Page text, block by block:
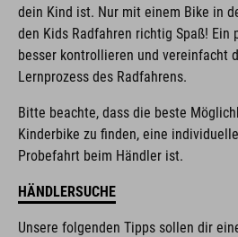
dein Kind ist. Nur mit einem Bike in
den Kids Radfahren richtig Spaß! Ein
besser kontrollieren und vereinfacht
Lernprozess des Radfahrens.
Bitte beachte, dass die beste
Kinderbike zu finden, eine
Probefahrt beim Händler ist.
HÄNDLERSUCHE
Unsere folgenden Tipps sollen dir